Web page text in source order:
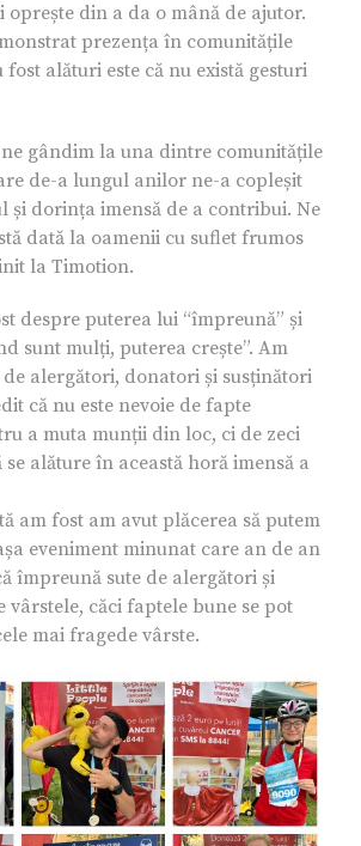
din a da o mână de ajutor.
prezența în comunitățile
alături este că nu există gesturi
ne gândim la una dintre comunitățile
de-a lungul anilor ne-a copleșit
și dorința imensă de a contribui. Ne
dată la oamenii cu suflet frumos
la Timotion.
despre puterea lui “împreună” și
sunt mulți, puterea crește”. Am
alergători, donatori și susținători
că nu este nevoie de fapte
a muta munții din loc, ci de zeci
se alăture în această horă imensă a
am fost am avut plăcerea să putem
eveniment minunat care an de an
împreună sute de alergători și
vârstele, căci faptele bune se pot
mai fragede vârste.